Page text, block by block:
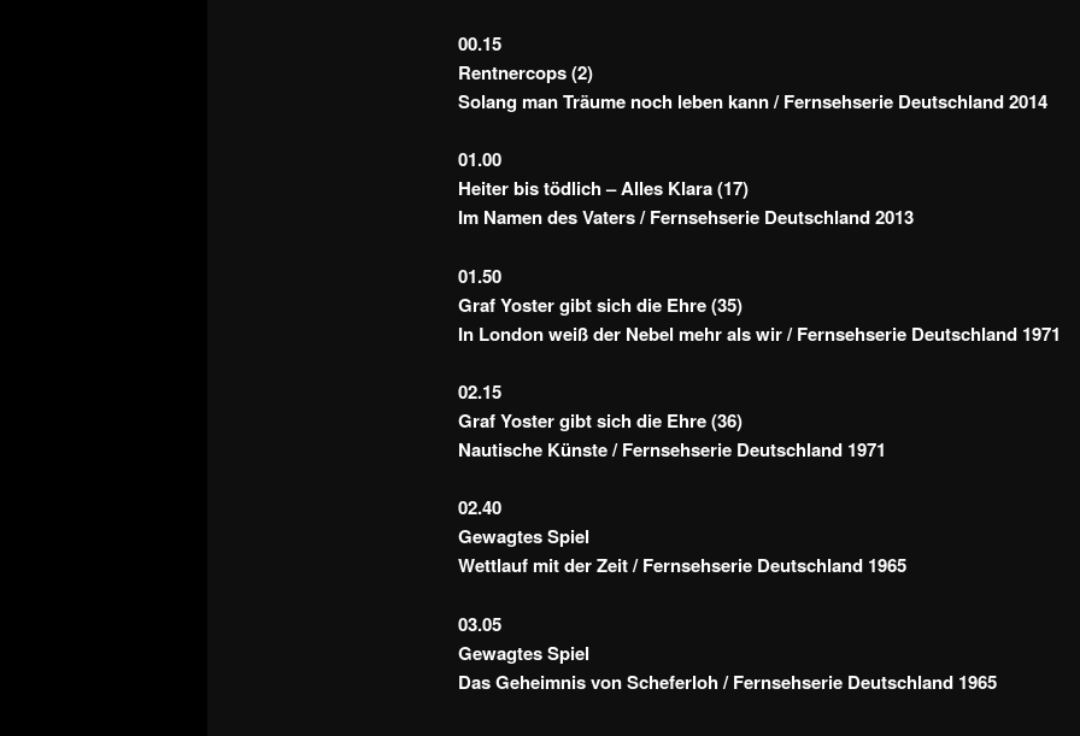
00.15
Rentnercops (2)
Solang man Träume noch leben kann / Fernsehserie Deutschland 2014
01.00
Heiter bis tödlich – Alles Klara (17)
Im Namen des Vaters / Fernsehserie Deutschland 2013
01.50
Graf Yoster gibt sich die Ehre (35)
In London weiß der Nebel mehr als wir / Fernsehserie Deutschland 1971
02.15
Graf Yoster gibt sich die Ehre (36)
Nautische Künste / Fernsehserie Deutschland 1971
02.40
Gewagtes Spiel
Wettlauf mit der Zeit / Fernsehserie Deutschland 1965
03.05
Gewagtes Spiel
Das Geheimnis von Scheferloh / Fernsehserie Deutschland 1965